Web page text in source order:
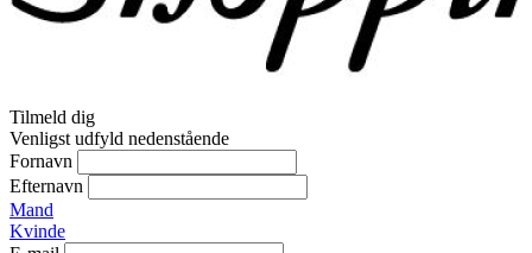
Tilmeld dig
Venligst udfyld nedenstående
Fornavn
Efternavn
Mand
Kvinde